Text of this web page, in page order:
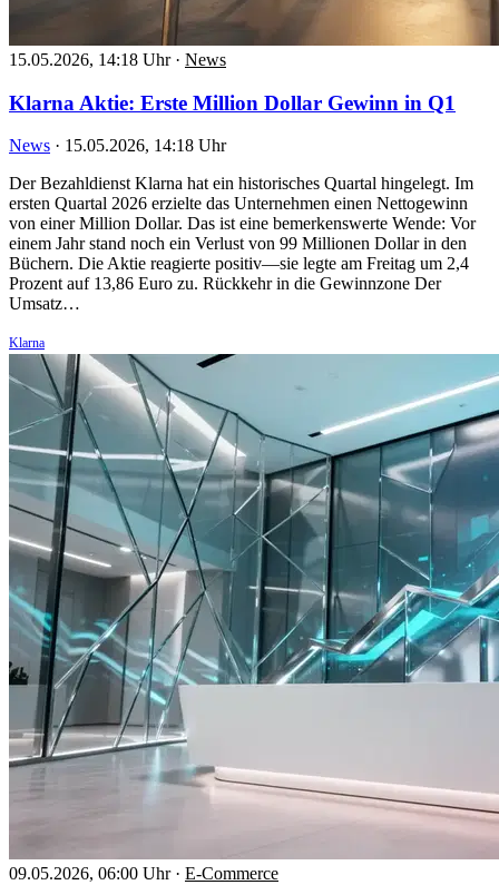
15.05.2026, 14:18 Uhr · News
Klarna Aktie: Erste Million Dollar Gewinn in Q1
News · 15.05.2026, 14:18 Uhr
Der Bezahldienst Klarna hat ein historisches Quartal hingelegt. Im
ersten Quartal 2026 erzielte das Unternehmen einen Nettogewinn
von einer Million Dollar. Das ist eine bemerkenswerte Wende: Vor
einem Jahr stand noch ein Verlust von 99 Millionen Dollar in den
Büchern. Die Aktie reagierte positiv—sie legte am Freitag um 2,4
Prozent auf 13,86 Euro zu. Rückkehr in die Gewinnzone Der
Umsatz…
Klarna
09.05.2026, 06:00 Uhr · E-Commerce